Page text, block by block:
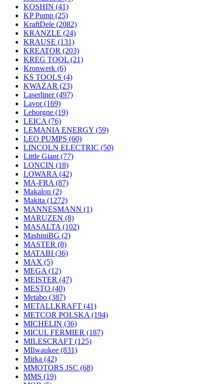
KOSHIN (41)
KP Pump (25)
KraftDele (2082)
KRANZLE (24)
KRAUSE (131)
KREATOR (203)
KREG TOOL (21)
Kronwerk (6)
KS TOOLS (4)
KWAZAR (23)
Laserliner(497)
Lavor(169)
Leborgne (19)
LEICA (76)
LEMANIA ENERGY (59)
LEO PUMPS (60)
LINCOLN ELECTRIC (50)
Little Giant (77)
LONCIN (18)
LOWARA (42)
MA-FRA (87)
Makalon (2)
Makita (1272)
MANNESMANN (1)
MARUZEN (8)
MASALTA (102)
MashiniBG (2)
MASTER (8)
MATABI (36)
MAX (5)
MEGA (12)
MEISTER (47)
MESTO (40)
Metabo (387)
METALLKRAFT (41)
METCOR POLSKA (194)
MICHELIN (36)
MICUL FERMIER (187)
MILESCRAFT (125)
MIlwaukee (831)
Mirka (42)
MMOTORS JSC (68)
MMS (19)